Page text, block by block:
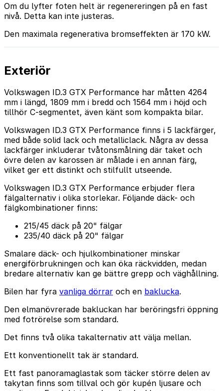
Om du lyfter foten helt är regenereringen på en fast
nivå. Detta kan inte justeras.
Den maximala regenerativa bromseffekten är 170 kW.
Exteriör
Volkswagen ID.3 GTX Performance har måtten 4264
mm i längd, 1809 mm i bredd och 1564 mm i höjd och
tillhör C-segmentet, även känt som kompakta bilar.
Volkswagen ID.3 GTX Performance finns i 5 lackfärger,
med både solid lack och metalliclack. Några av dessa
lackfärger inkluderar tvåtonsmålning där taket och
övre delen av karossen är målade i en annan färg,
vilket ger ett distinkt och stilfullt utseende.
Volkswagen ID.3 GTX Performance erbjuder flera
fälgalternativ i olika storlekar. Följande däck- och
fälgkombinationer finns:
215/45 däck på 20" fälgar
235/40 däck på 20" fälgar
Smalare däck- och hjulkombinationer minskar
energiförbrukningen och kan öka räckvidden, medan
bredare alternativ kan ge bättre grepp och väghållning.
Bilen har fyra vanliga dörrar och en baklucka.
Den elmanövrerade bakluckan har beröringsfri öppning
med fotrörelse som standard.
Det finns två olika takalternativ att välja mellan.
Ett konventionellt tak är standard.
Ett fast panoramaglastak som täcker större delen av
takytan finns som tillval och gör kupén ljusare och